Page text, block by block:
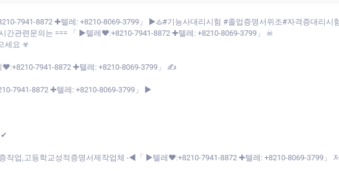
7941-8872 ✚텔레: +8210-8069-3799」 ▶♨️#기능사대리시험 #졸업증명서위조#자격증대리시
관련문의는 === 「 ▶텔레♥:+8210-7941-8872 ✚텔레: +8210-8069-3799」 ☠
세요 ☣
7941-8872 ✚텔레: +8210-8069-3799」 ✍
7941-8872 ✚텔레: +8210-8069-3799」 ▶
✔
작업,고등학교성적증명서제작업체 -◀「 ▶텔레♥:+8210-7941-8872 ✚텔레: +8210-8069-3799」